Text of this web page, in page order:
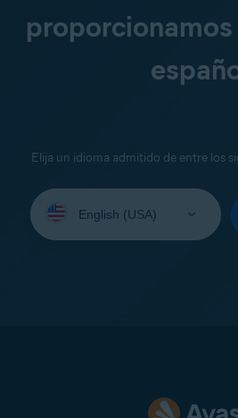
Elija un idioma admitido de entre los
su